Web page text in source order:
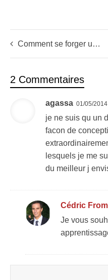
Comment se forger une conviction en dépassant les limites du chartisme
2 Commentaires
agassa 01/05/2014
je ne suis qu un
facon de
lesquels je me
du meilleur j
Cédric
Je vous